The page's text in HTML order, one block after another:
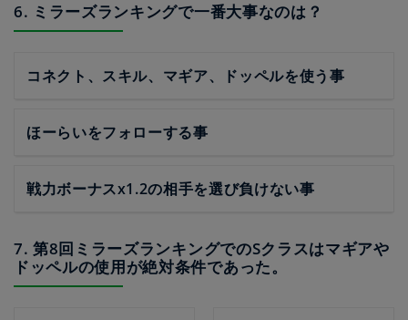
6. ミラーズランキングで一番大事なのは？
コネクト、スキル、マギア、ドッペルを使う事
ほーらいをフォローする事
戦力ボーナスx1.2の相手を選び負けない事
7. 第8回ミラーズランキングでのSクラスはマギアや
ドッペルの使用が絶対条件であった。